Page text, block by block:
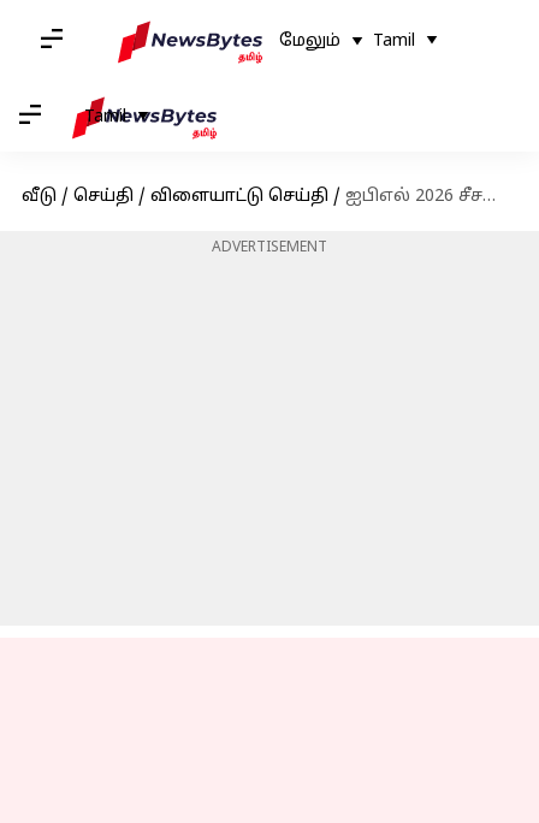
மேலும் Tamil
Tamil
வீடு / செய்தி / விளையாட்டு செய்தி / ஐபிஎல் 2026 சீசனுக்கு கேகேஆர் அணியின் தலைமைப் பயிற்சியாளராக அபிஷேக் நாயர் நியமனம்
ADVERTISEMENT